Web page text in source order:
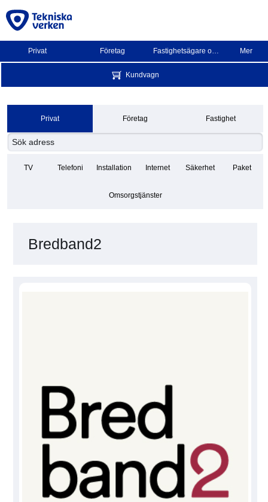
Privat Företag Fastighetsägare och BRF Mer
Kundvagn
Privat Företag Fastighet
TV Telefoni Installation Internet Säkerhet Paket
Omsorgstjänster
Bredband2